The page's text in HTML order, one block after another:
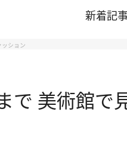
新着記
ション
で 美術館で